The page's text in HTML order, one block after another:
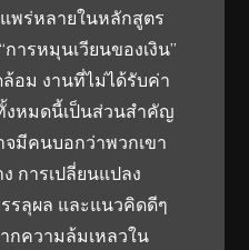
พร่หลายในหลักสูตร
ารหมุนเวียนของเงิน”
อม งานที่ไม่ได้รับค่า
งหมดนี้เป็นส่วนสำคัญ
จมีคนบอกว่าพวกเขา
การเปลี่ยนแปลง
รลุผล และแนวคิดดีๆ
กความล้มเหลวใน